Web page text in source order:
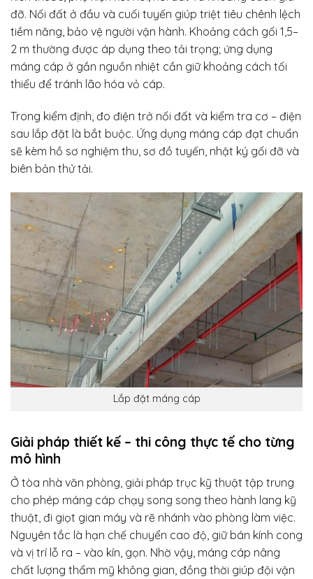
đỡ. Nối đất ở đầu và cuối tuyến giúp triệt tiêu chênh lệch
tiềm năng, bảo vệ người vận hành. Khoảng cách gối 1,5–
2 m thường được áp dụng theo tải trọng; ứng dụng
máng cáp ở gần nguồn nhiệt cần giữ khoảng cách tối
thiểu để tránh lão hóa vỏ cáp.
Trong kiểm định, đo điện trở nối đất và kiểm tra cơ – điện
sau lắp đặt là bắt buộc. Ứng dụng máng cáp đạt chuẩn
sẽ kèm hồ sơ nghiệm thu, sơ đồ tuyến, nhật ký gối đỡ và
biên bản thử tải.
Lắp đặt máng cáp
Giải pháp thiết kế – thi công thực tế cho từng
mô hình
Ở tòa nhà văn phòng, giải pháp trục kỹ thuật tập trung
cho phép máng cáp chạy song song theo hành lang kỹ
thuật, đi giọt gian máy và rẽ nhánh vào phòng làm việc.
Nguyên tắc là hạn chế chuyển cao độ, giữ bán kính cong
và vị trí lỗ ra – vào kín, gọn. Nhờ vậy, máng cáp nâng
chất lượng thẩm mỹ không gian, đồng thời giúp đội vận